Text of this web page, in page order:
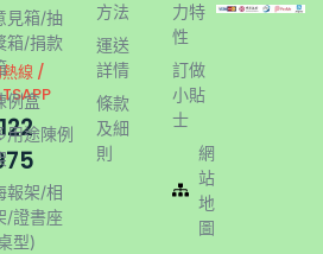
線 /
見箱/抽
箱/捐款
例盒
用途陳例
報架/相
/證書座
型)
方法
運送
詳情
條款
及細
則
力特
性
訂做
小貼
士
網
站
地
圖